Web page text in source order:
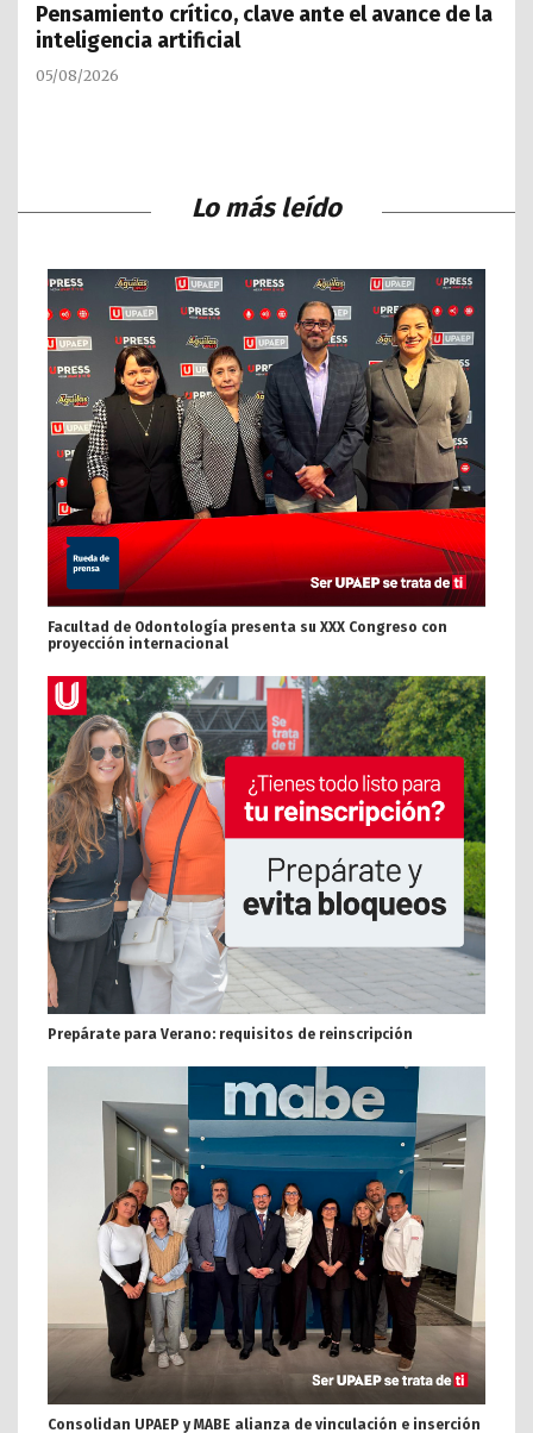
Pensamiento crítico, clave ante el avance de la
inteligencia artificial
05/08/2026
Lo más leído
Facultad de Odontología presenta su XXX Congreso con
proyección internacional
Prepárate para Verano: requisitos de reinscripción
Consolidan UPAEP y MABE alianza de vinculación e inserción